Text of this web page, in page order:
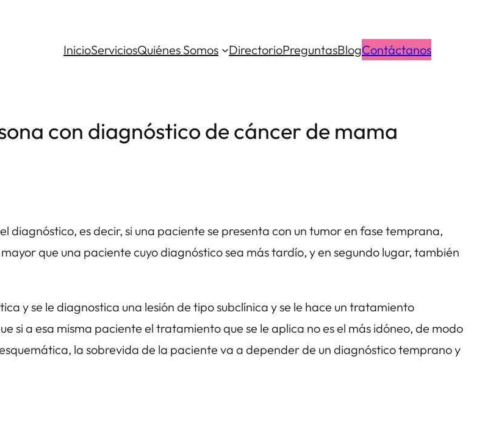
InicioServiciosQuiénes Somos DirectorioPreguntasBlogContáctanos
con diagnóstico de cáncer de mama
es decir, si una paciente se presenta con un tumor en fase temprana,
que una paciente cuyo diagnóstico sea más tardío, y en segundo lugar, también
y se le diagnostica una lesión de tipo subclínica y se le hace un tratamiento
si a esa misma paciente el tratamiento que se le aplica no es el más idóneo, de modo
la sobrevida de la paciente va a depender de un diagnóstico temprano y